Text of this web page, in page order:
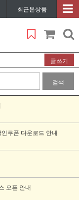
최근본상품
글쓰기
검색
쿠폰 다운로드 안내
오픈 안내